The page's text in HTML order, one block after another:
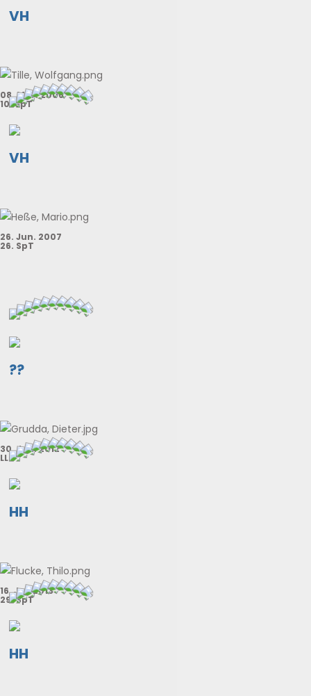
VH
08. Mär. 2006
10. SpT
VH
26. Jun. 2007
26. SpT
??
30. Jun. 2012
LL
HH
16. Jul. 2013
29. SpT
HH